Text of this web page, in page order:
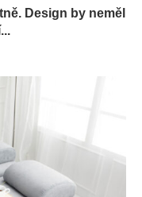
Design by neměl